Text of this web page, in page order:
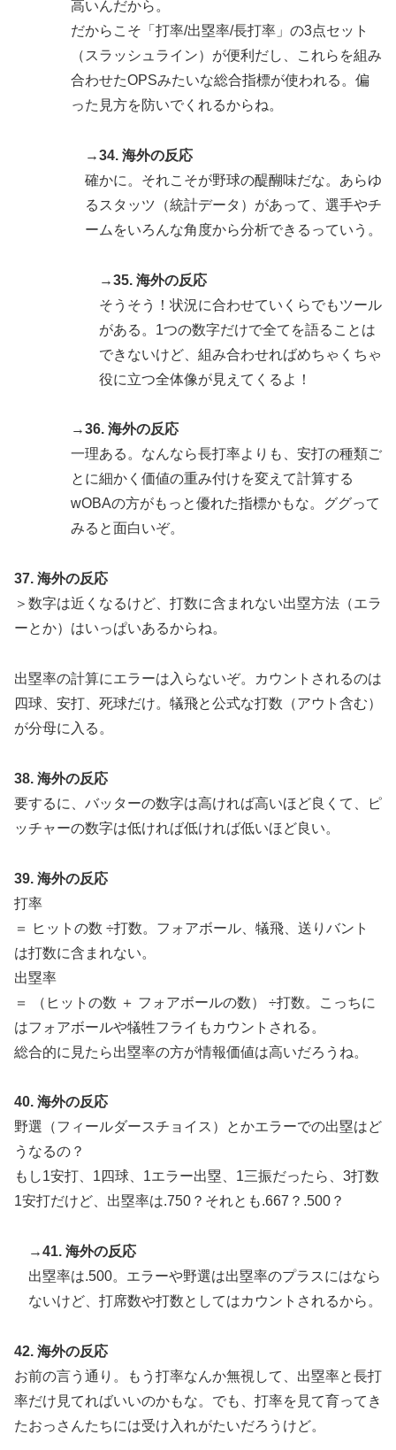
高いんだから。
だからこそ「打率/出塁率/長打率」の3点セット
（スラッシュライン）が便利だし、これらを組み
合わせたOPSみたいな総合指標が使われる。偏
った見方を防いでくれるからね。
→34. 海外の反応
確かに。それこそが野球の醍醐味だな。あらゆ
るスタッツ（統計データ）があって、選手やチ
ームをいろんな角度から分析できるっていう。
→35. 海外の反応
そうそう！状況に合わせていくらでもツール
がある。1つの数字だけで全てを語ることは
できないけど、組み合わせればめちゃくちゃ
役に立つ全体像が見えてくるよ！
→36. 海外の反応
一理ある。なんなら長打率よりも、安打の種類ご
とに細かく価値の重み付けを変えて計算する
wOBAの方がもっと優れた指標かもな。ググって
みると面白いぞ。
37. 海外の反応
＞数字は近くなるけど、打数に含まれない出塁方法（エラ
ーとか）はいっぱいあるからね。
出塁率の計算にエラーは入らないぞ。カウントされるのは
四球、安打、死球だけ。犠飛と公式な打数（アウト含む）
が分母に入る。
38. 海外の反応
要するに、バッターの数字は高ければ高いほど良くて、ピ
ッチャーの数字は低ければ低ければ低いほど良い。
39. 海外の反応
打率
＝ ヒットの数 ÷打数。フォアボール、犠飛、送りバント
は打数に含まれない。
出塁率
＝ （ヒットの数 ＋ フォアボールの数） ÷打数。こっちに
はフォアボールや犠牲フライもカウントされる。
総合的に見たら出塁率の方が情報価値は高いだろうね。
40. 海外の反応
野選（フィールダースチョイス）とかエラーでの出塁はど
うなるの？
もし1安打、1四球、1エラー出塁、1三振だったら、3打数
1安打だけど、出塁率は.750？それとも.667？.500？
→41. 海外の反応
出塁率は.500。エラーや野選は出塁率のプラスにはなら
ないけど、打席数や打数としてはカウントされるから。
42. 海外の反応
お前の言う通り。もう打率なんか無視して、出塁率と長打
率だけ見てればいいのかもな。でも、打率を見て育ってき
たおっさんたちには受け入れがたいだろうけど。